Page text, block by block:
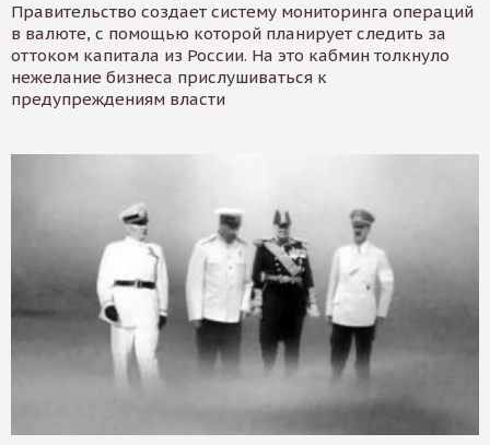
Правительство создает систему мониторинга операций
в валюте, с помощью которой планирует следить за
оттоком капитала из России. На это кабмин толкнуло
нежелание бизнеса прислушиваться к
предупреждениям власти